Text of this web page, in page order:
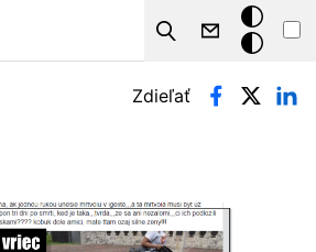
Search
Tmavý
režim
Zdieľať